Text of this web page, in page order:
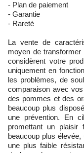
- Plan de paiement
- Garantie
- Rareté
La vente de
moyen de
considèrent votre
uniquement en
les problèmes, de
comparaison avec
des pommes et des
beaucoup plus
une prévention. En
promettant un plaisir
beaucoup plus
une plus faible